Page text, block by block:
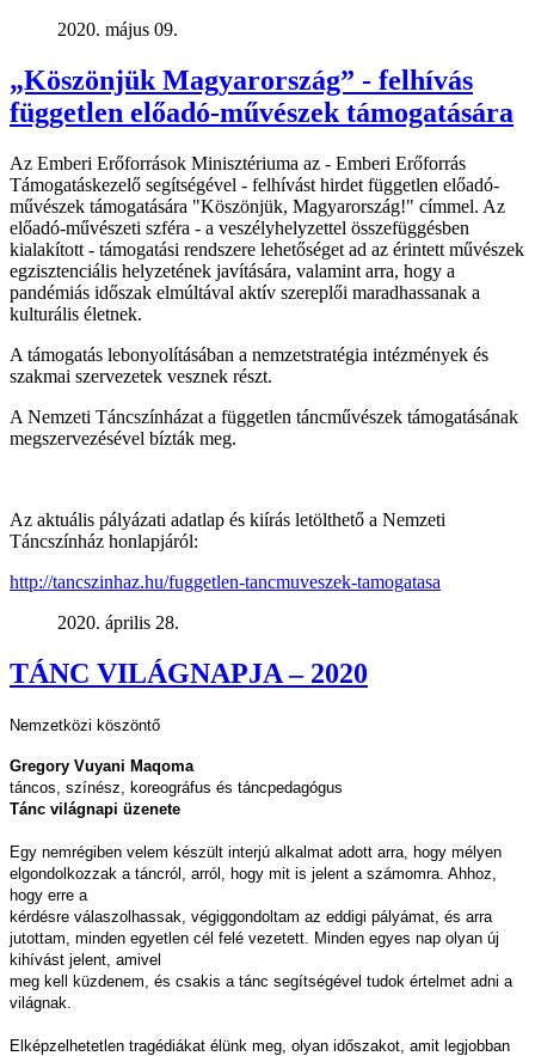
2020. május 09.
„Köszönjük Magyarország” - felhívás
független előadó-művészek támogatására
Az Emberi Erőforrások Minisztériuma az - Emberi Erőforrás
Támogatáskezelő segítségével - felhívást hirdet független előadó-
művészek támogatására "Köszönjük, Magyarország!" címmel. Az
előadó-művészeti szféra - a veszélyhelyzettel összefüggésben
kialakított - támogatási rendszere lehetőséget ad az érintett művészek
egzisztenciális helyzetének javítására, valamint arra, hogy a
pandémiás időszak elmúltával aktív szereplői maradhassanak a
kulturális életnek.
A támogatás lebonyolításában a nemzetstratégia intézmények és
szakmai szervezetek vesznek részt.
A Nemzeti Táncszínházat a független táncművészek támogatásának
megszervezésével bízták meg.
Az aktuális pályázati adatlap és kiírás letölthető a Nemzeti
Táncszínház honlapjáról:
http://tancszinhaz.hu/fuggetlen-tancmuveszek-tamogatasa
2020. április 28.
TÁNC VILÁGNAPJA – 2020
Nemzetközi köszöntő
Gregory Vuyani Maqoma
táncos, színész, koreográfus és táncpedagógus
Tánc világnapi üzenete
Egy nemrégiben velem készült interjú alkalmat adott arra, hogy mélyen
elgondolkozzak a táncról, arról, hogy mit is jelent a számomra. Ahhoz,
hogy erre a
kérdésre válaszolhassak, végiggondoltam az eddigi pályámat, és arra
jutottam, minden egyetlen cél felé vezetett. Minden egyes nap olyan új
kihívást jelent, amivel
meg kell küzdenem, és csakis a tánc segítségével tudok értelmet adni a
világnak.
Elképzelhetetlen tragédiákat élünk meg, olyan időszakot, amit legjobban